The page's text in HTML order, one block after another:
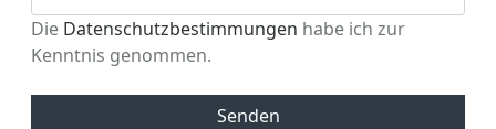
Die Datenschutzbestimmungen habe ich zur
Kenntnis genommen.
Senden